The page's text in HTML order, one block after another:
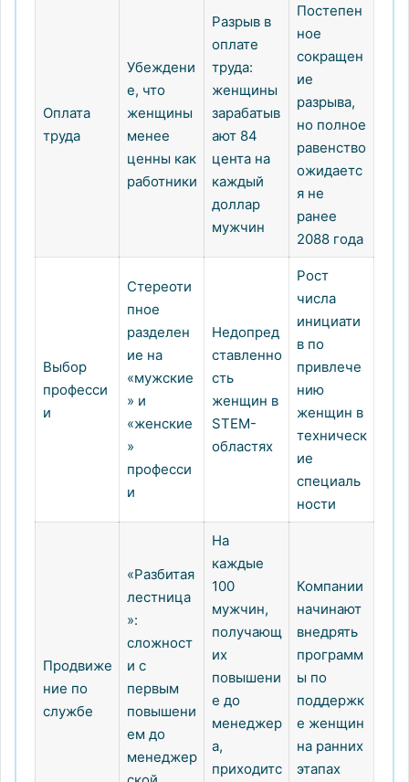
Оплата
труда
Убеждени
е, что
женщины
менее
ценны как
работники
Разрыв в
оплате
труда:
женщины
зарабатыв
ают 84
цента на
каждый
доллар
мужчин
Постепен
ное
сокращен
ие
разрыва,
но полное
равенство
ожидаетс
я не
ранее
2088 года
Выбор
професси
и
Стереоти
пное
разделен
ие на
«мужские
» и
«женские
»
професси
и
Недопред
ставленно
сть
женщин в
STEM-
областях
Рост
числа
инициати
в по
привлече
нию
женщин в
техническ
ие
специаль
ности
Продвиже
ние по
службе
«Разбитая
лестница
»:
сложност
и с
первым
повышени
ем до
менеджер
На
каждые
100
мужчин,
получающ
их
повышени
е до
менеджер
а,
приходитс
Компании
начинают
внедрять
программ
ы по
поддержк
е женщин
на ранних
этапах